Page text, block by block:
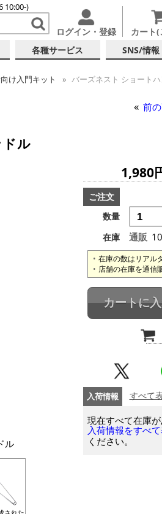
10:00-)
ログイン・登録 カート(
各種サービス SNS/情報
け入門キット
バーズネスト ショート
前
ル
ル
1,980
ご注文
数量
在庫
通販
在庫の数はリアル
店舗の在庫を通信
カートに
入荷情報 すべて
現在すべて在庫が
入荷情報をすべ
ください。